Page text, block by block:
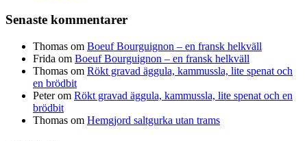
Senaste kommentarer
Thomas om Boeuf Bourguignon – en fransk helkväll
Frida om Boeuf Bourguignon – en fransk helkväll
Thomas om Rökt gravad äggula, kammussla, lite spenat och
en brödbit
Peterom Rökt gravad äggula, kammussla, lite spenat och en
brödbit
Thomas om Hemgjord saltgurka utan trams